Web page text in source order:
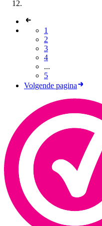
1
2
3
4
...
5
Volgende pagina